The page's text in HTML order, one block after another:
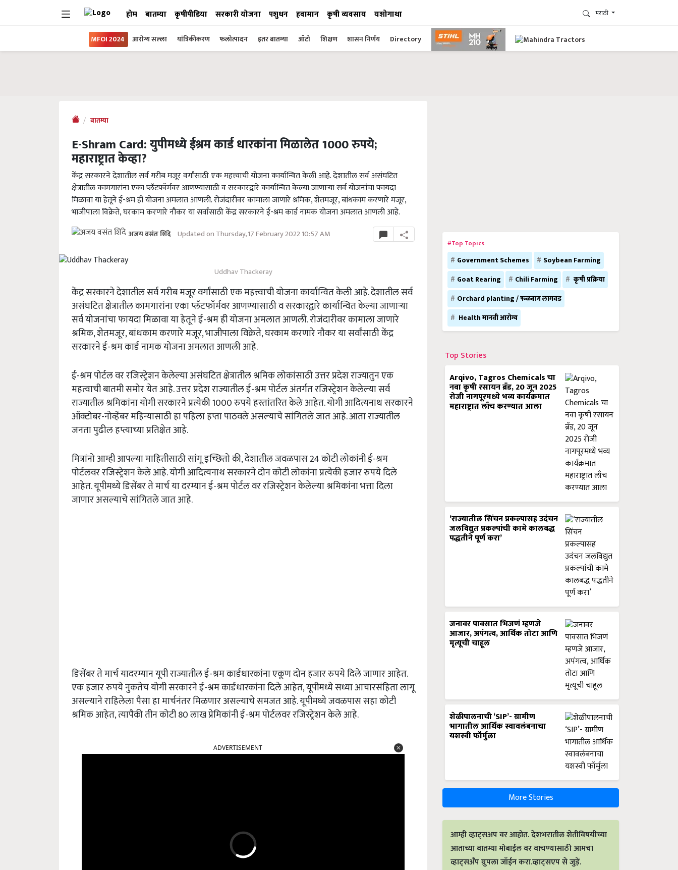
होम बातम्या कृषीपीडिया सरकारी योजना पशुधन हवामान कृषी व्यवसाय यशोगाथा मराठी
MFOI 2024 आरोग्य सल्ला यांत्रिकीकरण फलोत्पादन इतर बातम्या ऑटो शिक्षण शासन निर्णय Directory
बातम्या
E-Shram Card: युपीमध्ये ईश्रम कार्ड धारकांना मिळालेत 1000 रुपये;
महाराष्ट्रात केव्हा?
केंद्र सरकारने देशातील सर्व गरीब मजूर वर्गांसाठी एक महत्त्वाची योजना कार्यान्वित केली आहे. देशातील सर्व असंघटित
क्षेत्रातील कामगारांना एका प्लॅटफॉर्मवर आणण्यासाठी व सरकारद्वारे कार्यान्वित केल्या जाणाऱ्या सर्व योजनांचा फायदा
मिळावा या हेतूने ई-श्रम ही योजना अमलात आणली. रोजंदारीवर कामाला जाणारे श्रमिक, शेतमजूर, बांधकाम करणारे मजूर,
भाजीपाला विक्रेते, घरकाम करणारे नौकर या सर्वांसाठी केंद्र सरकारने ई-श्रम कार्ड नामक योजना अमलात आणली आहे.
अजय वसंत शिंदे Updated on Thursday, 17 February 2022 10:57 AM
Uddhav Thackeray
केंद्र सरकारने देशातील सर्व गरीब मजूर वर्गांसाठी एक महत्त्वाची योजना कार्यान्वित केली आहे. देशातील सर्व
असंघटित क्षेत्रातील कामगारांना एका प्लॅटफॉर्मवर आणण्यासाठी व सरकारद्वारे कार्यान्वित केल्या जाणाऱ्या
सर्व योजनांचा फायदा मिळावा या हेतूने ई-श्रम ही योजना अमलात आणली. रोजंदारीवर कामाला जाणारे
श्रमिक, शेतमजूर, बांधकाम करणारे मजूर, भाजीपाला विक्रेते, घरकाम करणारे नौकर या सर्वांसाठी केंद्र
सरकारने ई-श्रम कार्ड नामक योजना अमलात आणली आहे.
ई-श्रम पोर्टल वर रजिस्ट्रेशन केलेल्या असंघटित क्षेत्रातील श्रमिक लोकांसाठी उत्तर प्रदेश राज्यातुन एक
महत्वाची बातमी समोर येत आहे. उत्तर प्रदेश राज्यातील ई-श्रम पोर्टल अंतर्गत रजिस्ट्रेशन केलेल्या सर्व
राज्यातील श्रमिकांना योगी सरकारने प्रत्येकी 1000 रुपये हस्तांतरित केले आहेत. योगी आदित्यनाथ सरकारने
ऑक्टोबर-नोव्हेंबर महिन्यासाठी हा पहिला हप्ता पाठवले असल्याचे सांगितले जात आहे. आता राज्यातील
जनता पुढील हप्त्याच्या प्रतिक्षेत आहे.
मित्रांनो आम्ही आपल्या माहितीसाठी सांगू इच्छितो की, देशातील जवळपास 24 कोटी लोकांनी ई-श्रम
पोर्टलवर रजिस्ट्रेशन केले आहे. योगी आदित्यनाथ सरकारने दोन कोटी लोकांना प्रत्येकी हजार रुपये दिले
आहेत. यूपीमध्ये डिसेंबर ते मार्च या दरम्यान ई-श्रम पोर्टल वर रजिस्ट्रेशन केलेल्या श्रमिकांना भत्ता दिला
जाणार असल्याचे सांगितले जात आहे.
डिसेंबर ते मार्च यादरम्यान यूपी राज्यातील ई-श्रम कार्डधारकांना एकूण दोन हजार रुपये दिले जाणार आहेत.
एक हजार रुपये नुकतेच योगी सरकारने ई-श्रम कार्डधारकांना दिले आहेत, यूपीमध्ये सध्या आचारसंहिता लागू
असल्याने राहिलेला पैसा हा मार्चनंतर मिळणार असल्याचे समजत आहे. यूपीमध्ये जवळपास सहा कोटी
श्रमिक आहेत, त्यापैकी तीन कोटी 80 लाख प्रेमिकांनी ई-श्रम पोर्टलवर रजिस्ट्रेशन केले आहे.
#Top Topics
Government Schemes
Soybean Farming
Goat Rearing
Chili Farming
कृषी प्रक्रिया
Orchard planting / फळबाग लागवड
Health मानवी आरोग्य
Top Stories
Arqivo, Tagros Chemicals चा
नवा कृषी रसायन ब्रँड, 20 जून 2025
रोजी नागपूरमध्ये भव्य कार्यक्रमात
महाराष्ट्रात लाँच करण्यात आला
‘राज्यातील सिंचन प्रकल्पासह उदंचन
जलविद्युत प्रकल्पांची कामे कालबद्ध
पद्धतीने पूर्ण करा’
जनावर पावसात भिजणं म्हणजे
आजार, अपंगत्व, आर्थिक तोटा आणि
मृत्यूची चाहूल
शेळीपालनाची ‘SIP’- ग्रामीण
भागातील आर्थिक स्वावलंबनाचा
यशस्वी फॉर्मुला
More Stories
आम्ही व्हाट्सअप वर आहोत. देशभरातील शेतीविषयीच्या
आताच्या बातम्या मोबाईल वर वाचण्यासाठी आमचा
व्हाट्सअँप ग्रुपला जॉईन करा.व्हाट्सएप से जुड़ें.